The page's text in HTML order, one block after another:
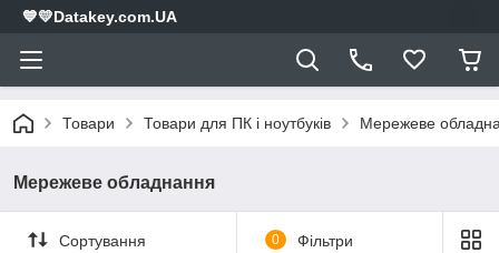
💙💛Datakey.com.UA
Товари Товари для ПК і ноутбуків Мережеве
Мережеве обладнання
Сортування 0 Фільтри